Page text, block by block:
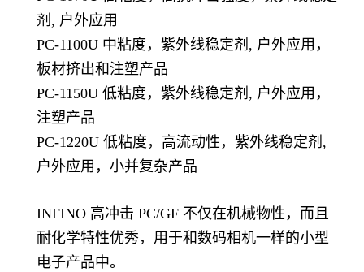
剂, 户外应用
PC-1100U 中粘度，紫外线稳定剂, 户外应用，
板材挤出和注塑产品
PC-1150U 低粘度，紫外线稳定剂, 户外应用，
注塑产品
PC-1220U 低粘度，高流动性，紫外线稳定剂,
户外应用，小并复杂产品
INFINO 高冲击 PC/GF 不仅在机械物性，而且
耐化学特性优秀，用于和数码相机一样的小型
电子产品中。